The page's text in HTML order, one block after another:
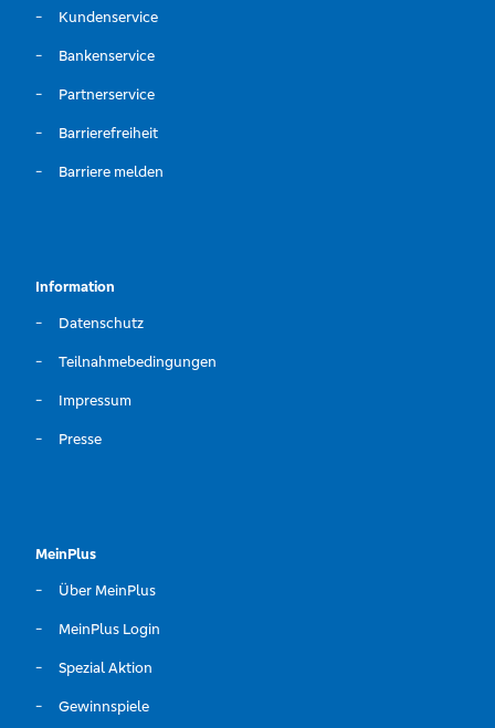
Kundenservice
Bankenservice
Partnerservice
Barrierefreiheit
Barriere melden
Information
Datenschutz
Teilnahmebedingungen
Impressum
Presse
MeinPlus
Über MeinPlus
MeinPlus Login
Spezial Aktion
Gewinnspiele